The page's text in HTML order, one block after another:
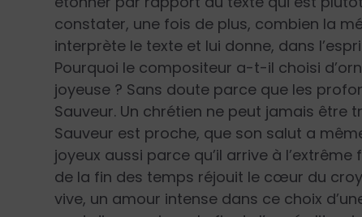
constater, une fois de plus, combien la
interprète le texte et lui donne, dans
Pourquoi le compositeur a-t-il choisi
joyeuse ? Sans doute parce que les
Sauveur. Un chrétien ne peut jamais être
Sauveur est proche, que son salut a
joyeux aussi parce qu’il arrive à
de la fin des temps réjouit le cœur du
vive, un amour intense dans ce choix